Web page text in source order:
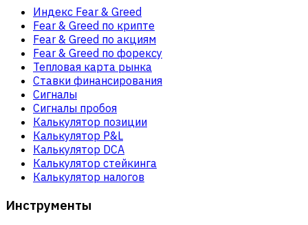
Индекс Fear & Greed
Fear & Greed по крипте
Fear & Greed по акциям
Fear & Greed по форексу
Тепловая карта рынка
Ставки финансирования
Сигналы
Сигналы пробоя
Калькулятор позиции
Калькулятор P&L
Калькулятор DCA
Калькулятор стейкинга
Калькулятор налогов
Инструменты